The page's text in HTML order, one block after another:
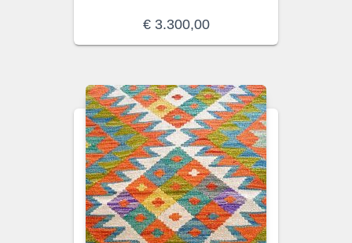
€3.300,00